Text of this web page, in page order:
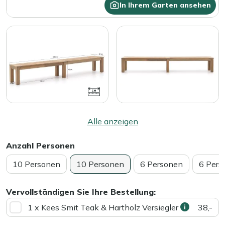
In Ihrem Garten ansehen
Alle anzeigen
Anzahl Personen
10 Personen
10 Personen 6 Personen 6
Vervollständigen Sie Ihre Bestellung:
1 x Kees Smit Teak & Hartholz Versiegler
38,-